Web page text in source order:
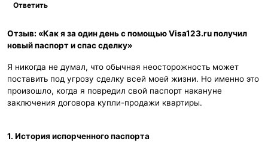
Ответить
Отзыв: «Как я за один день с помощью Visa123.ru получил
новый паспорт и спас сделку»
Я никогда не думал, что обычная неосторожность может
поставить под угрозу сделку всей моей жизни. Но именно это
произошло, когда я повредил свой паспорт накануне
заключения договора купли-продажи квартиры.
1. История испорченного паспорта